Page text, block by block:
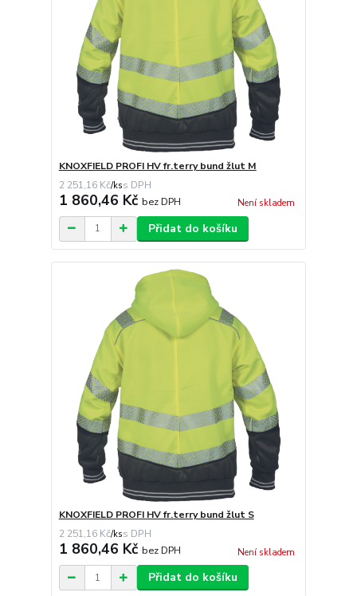
KNOXFIELD PROFI HV fr.terry bund žlut M
2 251,16 Kč/ks
1 860,46 Kč bez DPH Není skladem
Přidat do košíku
KNOXFIELD PROFI HV fr.terry bund žlut S
2 251,16 Kč/ks
1 860,46 Kč bez DPH Není skladem
Přidat do košíku